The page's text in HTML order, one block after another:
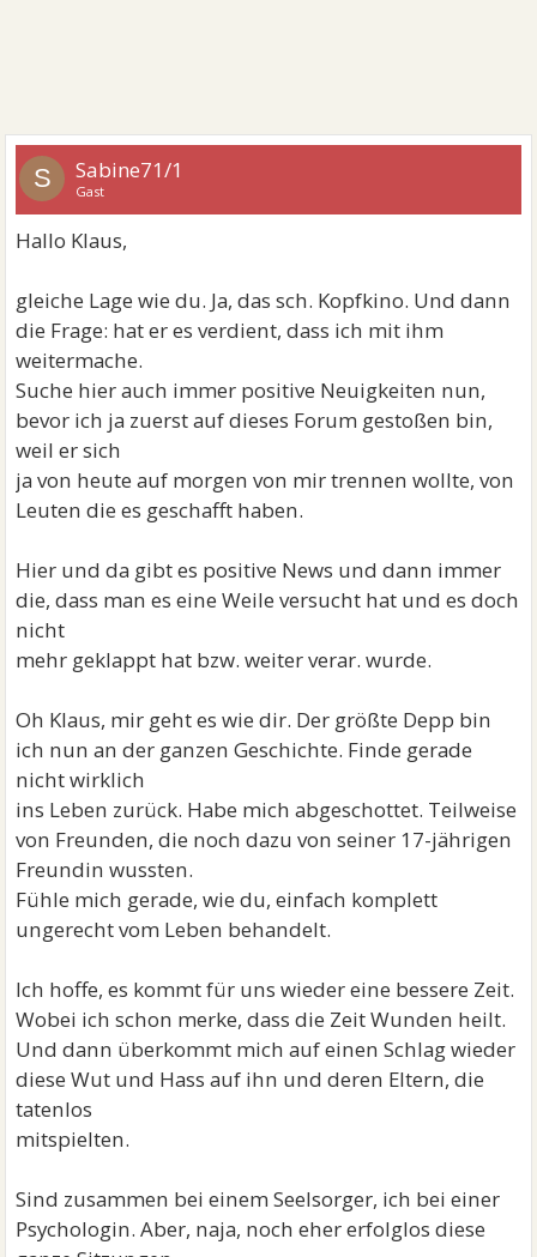
S Sabine71/1
Gast
Hallo Klaus,
gleiche Lage wie du. Ja, das sch. Kopfkino. Und dann
die Frage: hat er es verdient, dass ich mit ihm
weitermache.
Suche hier auch immer positive Neuigkeiten nun,
bevor ich ja zuerst auf dieses Forum gestoßen bin,
weil er sich
ja von heute auf morgen von mir trennen wollte, von
Leuten die es geschafft haben.
Hier und da gibt es positive News und dann immer
die, dass man es eine Weile versucht hat und es doch
nicht
mehr geklappt hat bzw. weiter verar. wurde.
Oh Klaus, mir geht es wie dir. Der größte Depp bin
ich nun an der ganzen Geschichte. Finde gerade
nicht wirklich
ins Leben zurück. Habe mich abgeschottet. Teilweise
von Freunden, die noch dazu von seiner 17-jährigen
Freundin wussten.
Fühle mich gerade, wie du, einfach komplett
ungerecht vom Leben behandelt.
Ich hoffe, es kommt für uns wieder eine bessere Zeit.
Wobei ich schon merke, dass die Zeit Wunden heilt.
Und dann überkommt mich auf einen Schlag wieder
diese Wut und Hass auf ihn und deren Eltern, die
tatenlos
mitspielten.
Sind zusammen bei einem Seelsorger, ich bei einer
Psychologin. Aber, naja, noch eher erfolglos diese